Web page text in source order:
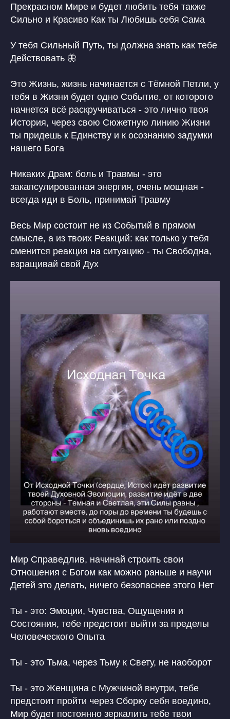
Прекрасном Мире и будет любить тебя также
Сильно и Красиво Как ты Любишь себя Сама
У тебя Сильный Путь, ты должна знать как тебе
Действовать 🦋
Это Жизнь, жизнь начинается с Тёмной Петли, у
тебя в Жизни будет одно Событие, от которого
начнется всё раскручиваться - это лично твоя
История, через свою Сюжетную линию Жизни
ты придешь к Единству и к осознанию задумки
нашего Бога
Никаких Драм: боль и Травмы - это
закапсулированная энергия, очень мощная -
всегда иди в Боль, принимай Травму
Весь Мир состоит не из Событий в прямом
смысле, а из твоих Реакций: как только у тебя
сменится реакция на ситуацию - ты Свободна,
взращивай свой Дух
Мир Справедлив, начинай строить свои
Отношения с Богом как можно раньше и научи
Детей это делать, ничего безопаснее этого Нет
Ты - это: Эмоции, Чувства, Ощущения и
Состояния, тебе предстоит выйти за пределы
Человеческого Опыта
Ты - это Тьма, через Тьму к Свету, не наоборот
Ты - это Женщина с Мужчиной внутри, тебе
предстоит пройти через Сборку себя воедино,
Мир будет постоянно зеркалить тебе твои